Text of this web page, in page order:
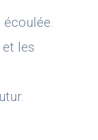
écoulée.
les